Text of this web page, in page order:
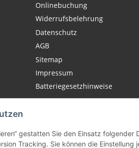
gestatten Sie den Einsatz
Tracking. Sie können die
Onlinebuchung
Widerrufsbelehrung
Datenschutz
AGB
Sitemap
Impressum
Batteriegesetzhinweise